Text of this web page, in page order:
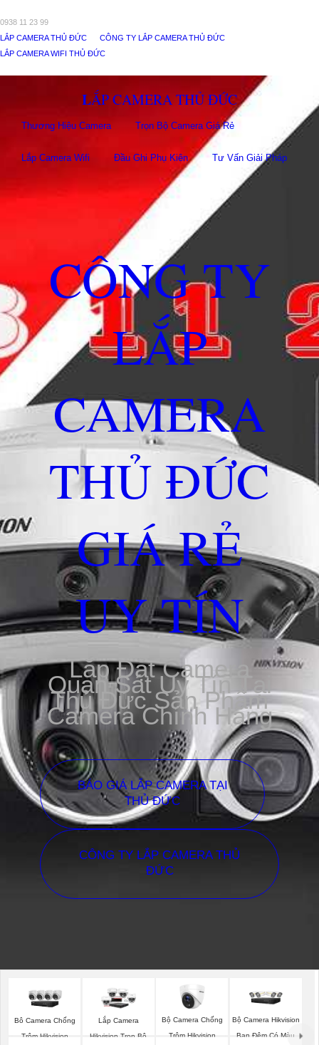
0938 11 23 99
LẮP CAMERA THỦ ĐỨC
CÔNG TY LẮP CAMERA THỦ ĐỨC
LẮP CAMERA WIFI THỦ ĐỨC
LẮP CAMERA THỦ ĐỨC
Thương Hiệu Camera Trọn Bộ Camera Giá Rẻ
Lắp Camera Wifi Đầu Ghi Phụ Kiên Tư Vấn Giải Pháp
CÔNG TY
LẮP
CAMERA
THỦ ĐỨC
GIÁ RẺ
UY TÍN
Lắp Đặt Camera
Quan Sát Uy Tín Tại
Thủ Đức Sản Phẩm
Camera Chính Hãng
BÁO GIÁ LẮP CAMERA TẠI
THỦ ĐỨC
CÔNG TY LẮP CAMERA THỦ
ĐỨC
Bô Camera Chống
Trộm Hikvision
Lắp Camera
Hikvision Trọn Bộ
Bộ Camera Chống
Trộm Hikvision
Bộ Camera Hikvision
Ban Đêm Có Màu